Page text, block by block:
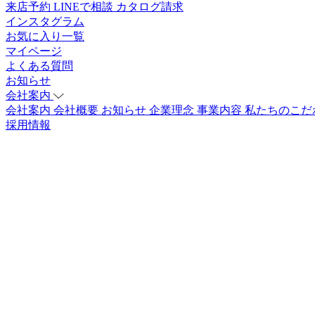
来店予約 LINEで相談 カタログ請求
インスタグラム
お気に入り一覧
マイページ
よくある質問
お知らせ
会社案内
会社案内 会社概要 お知らせ 企業理念 事業内容 私たちのこだ
採用情報